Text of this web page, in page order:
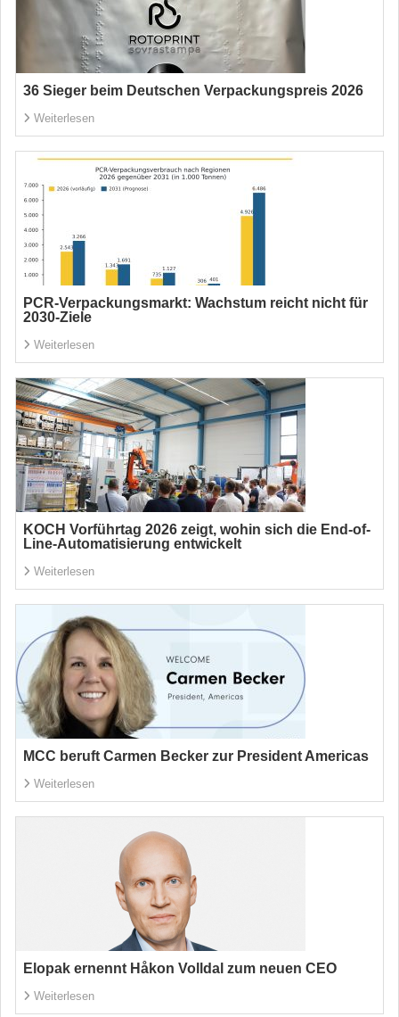
36 Sieger beim Deutschen Verpackungspreis 2026
Weiterlesen
PCR-Verpackungsmarkt: Wachstum reicht nicht für
2030-Ziele
Weiterlesen
KOCH Vorführtag 2026 zeigt, wohin sich die End-of-
Line-Automatisierung entwickelt
Weiterlesen
MCC beruft Carmen Becker zur President Americas
Weiterlesen
Elopak ernennt Håkon Volldal zum neuen CEO
Weiterlesen